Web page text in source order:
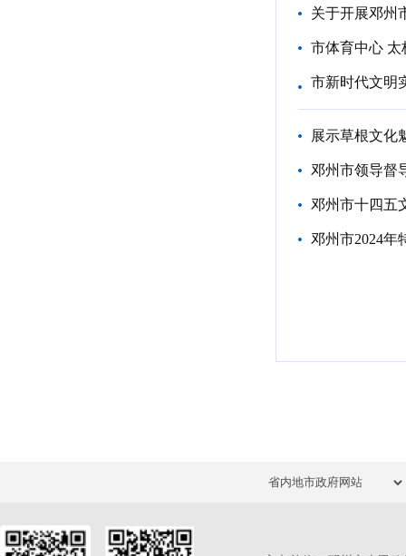
关于开展邓州
市体育中心
市新时代文明
展示草根文化
邓州市领导督
邓州市十四五
邓州市2024年